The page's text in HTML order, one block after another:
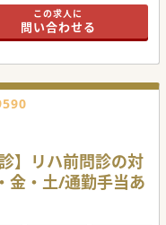
この求人に
問い合わせる
】リハ前問診の対
金・土/通勤手当あ